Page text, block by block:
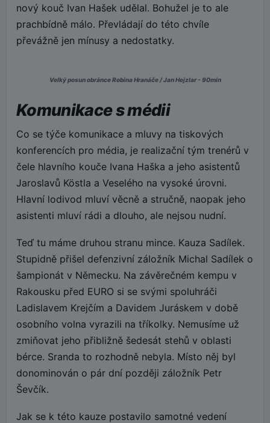
nový kouč Ivan Hašek udělal. Bohužel je to ale
prachbídně málo. Převládají do této chvíle
převážně jen mínusy a nedostatky.
Velký posun obránce Robina Hranáče / Jan Hejzlar - 90min
Komunikace s médii
Co se týče komunikace a mluvy na tiskových
konferencích pro média, je realizační tým trenérů v
čele hlavního kouče Ivana Haška a jeho asistentů
Jaroslavů Köstla a Veselého na vysoké úrovni.
Hlavní lodivod mluví věcně a stručně, naopak jeho
asistenti mluví rádi a dlouho, ale nejsou nudní.
Teď tu máme druhou stranu mince. Kauza Sadílek.
Stupidně přišel defenzivní záložník Michal Sadílek o
šampionát v Německu. Na závěrečném kempu v
Rakousku před EURO si se svými spoluhráči
Ladislavem Krejčím a Davidem Juráskem v době
osobního volna vyrazili na tříkolky. Nemusíme už
zmiňovat jeho přibližně šedesát stehů v oblasti
bérce. Sranda to rozhodně nebyla. Místo něj byl
donominován o pár dní později záložník Petr
Ševčík.
Jak se k této kauze postavilo samotné vedení